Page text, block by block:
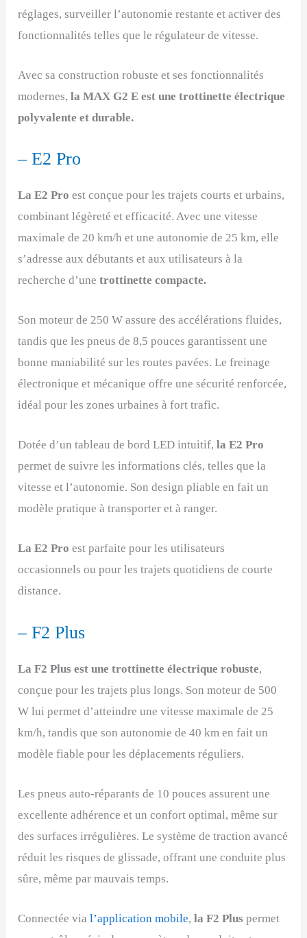
réglages, surveiller l’autonomie restante et activer des
fonctionnalités telles que le régulateur de vitesse.
Avec sa construction robuste et ses fonctionnalités
modernes,la MAX G2 E est une trottinette électrique
polyvalente et durable.
– E2 Pro
La E2 Proest conçue pour les trajets courts et urbains,
combinant légèreté et efficacité. Avec une vitesse
maximale de 20 km/h et une autonomie de 25 km, elle
s’adresse aux débutants et aux utilisateurs à la
recherche d’unetrottinette compacte.
Son moteur de 250 W assure des accélérations fluides,
tandis que les pneus de 8,5 pouces garantissent une
bonne maniabilité sur les routes pavées. Le freinage
électronique et mécanique offre une sécurité renforcée,
idéal pour les zones urbaines à fort trafic.
Dotée d’un tableau de bord LED intuitif,la E2 Pro
permet de suivre les informations clés, telles que la
vitesse et l’autonomie. Son design pliable en fait un
modèle pratique à transporter et à ranger.
La E2 Proest parfaite pour les utilisateurs
occasionnels ou pour les trajets quotidiens de courte
distance.
– F2 Plus
La F2 Plus est une trottinette électrique robuste,
conçue pour les trajets plus longs. Son moteur de 500
W lui permet d’atteindre une vitesse maximale de 25
km/h, tandis que son autonomie de 40 km en fait un
modèle fiable pour les déplacements réguliers.
Les pneus auto-réparants de 10 pouces assurent une
excellente adhérence et un confort optimal, même sur
des surfaces irrégulières. Le système de traction avancé
réduit les risques de glissade, offrant une conduite plus
sûre, même par mauvais temps.
Connectée vial’application mobile,la F2 Plus permet